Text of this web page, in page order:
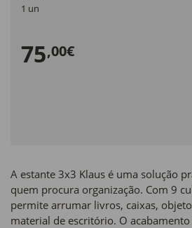
1 un
75,00€
A estante 3x3 Klaus é uma solução
quem procura organização. Com 9
permite arrumar livros, caixas,
material de escritório. O